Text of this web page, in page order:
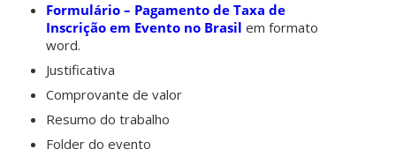
Formulário – Pagamento de Taxa de
Inscrição em Evento no Brasil em formato
word.
Justificativa
Comprovante de valor
Resumo do trabalho
Folder do evento